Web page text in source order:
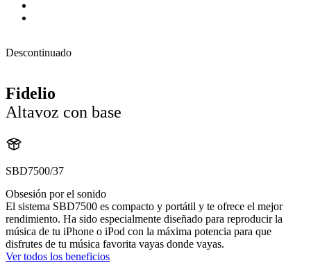
Descontinuado
Fidelio
Altavoz con base
SBD7500/37
Obsesión por el sonido
El sistema SBD7500 es compacto y portátil y te ofrece el mejor
rendimiento. Ha sido especialmente diseñado para reproducir la
música de tu iPhone o iPod con la máxima potencia para que
disfrutes de tu música favorita vayas donde vayas.
Ver todos los beneficios